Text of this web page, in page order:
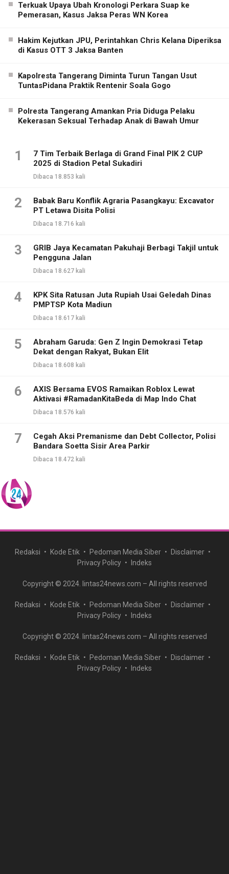
Terkuak Upaya Ubah Kronologi Perkara Suap ke
Pemerasan, Kasus Jaksa Peras WN Korea
Hakim Kejutkan JPU, Perintahkan Chris Kelana Diperiksa
di Kasus OTT 3 Jaksa Banten
Kapolresta Tangerang Diminta Turun Tangan Usut
TuntasPidana Praktik Rentenir Soala Gogo
Polresta Tangerang Amankan Pria Diduga Pelaku
Kekerasan Seksual Terhadap Anak di Bawah Umur
1
7 Tim Terbaik Berlaga di Grand Final PIK 2 CUP
2025 di Stadion Petal Sukadiri
Dibaca 18.853 kali
2
Babak Baru Konflik Agraria Pasangkayu: Excavator
PT Letawa Disita Polisi
Dibaca 18.716 kali
3
GRIB Jaya Kecamatan Pakuhaji Berbagi Takjil untuk
Pengguna Jalan
Dibaca 18.627 kali
4
KPK Sita Ratusan Juta Rupiah Usai Geledah Dinas
PMPTSP Kota Madiun
Dibaca 18.617 kali
5
Abraham Garuda: Gen Z Ingin Demokrasi Tetap
Dekat dengan Rakyat, Bukan Elit
Dibaca 18.608 kali
6
AXIS Bersama EVOS Ramaikan Roblox Lewat
Aktivasi #RamadanKitaBeda di Map Indo Chat
Dibaca 18.576 kali
7
Cegah Aksi Premanisme dan Debt Collector, Polisi
Bandara Soetta Sisir Area Parkir
Dibaca 18.472 kali
Redaksi Kode Etik Pedoman Media Siber
Disclaimer
Privacy Policy
Indeks
Copyright © 2024. lintas24news.com – All rights reserved
Redaksi Kode Etik Pedoman Media Siber
Disclaimer
Privacy Policy
Indeks
Copyright © 2024. lintas24news.com – All rights reserved
Redaksi Kode Etik Pedoman Media Siber
Disclaimer
Privacy Policy
Indeks